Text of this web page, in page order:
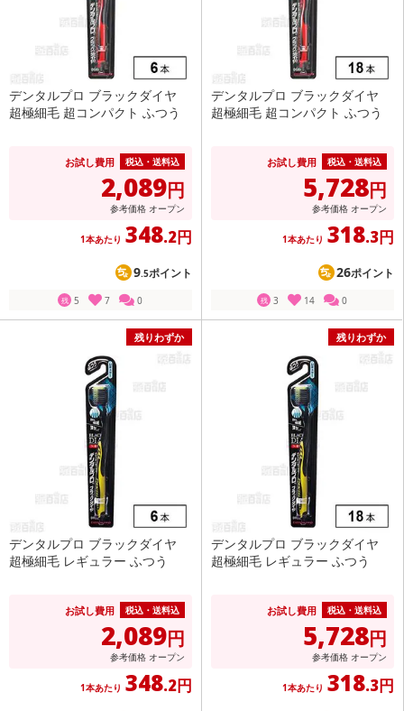
デンタルプロ ブラックダイヤ
超極細毛 超コンパクト ふつう
お試し費用 税込・送料込
2,089円
参考価格 オープン
1本あたり 348.2円
9.5ポイント
残 5 7 0
デンタルプロ ブラックダイヤ
超極細毛 超コンパクト ふつう
お試し費用 税込・送料込
5,728円
参考価格 オープン
1本あたり 318.3円
26ポイント
残 3 14 0
残りわずか
デンタルプロ ブラックダイヤ
超極細毛 レギュラー ふつう
お試し費用 税込・送料込
2,089円
参考価格 オープン
1本あたり 348.2円
残りわずか
デンタルプロ ブラックダイヤ
超極細毛 レギュラー ふつう
お試し費用 税込・送料込
5,728円
参考価格 オープン
1本あたり 318.3円